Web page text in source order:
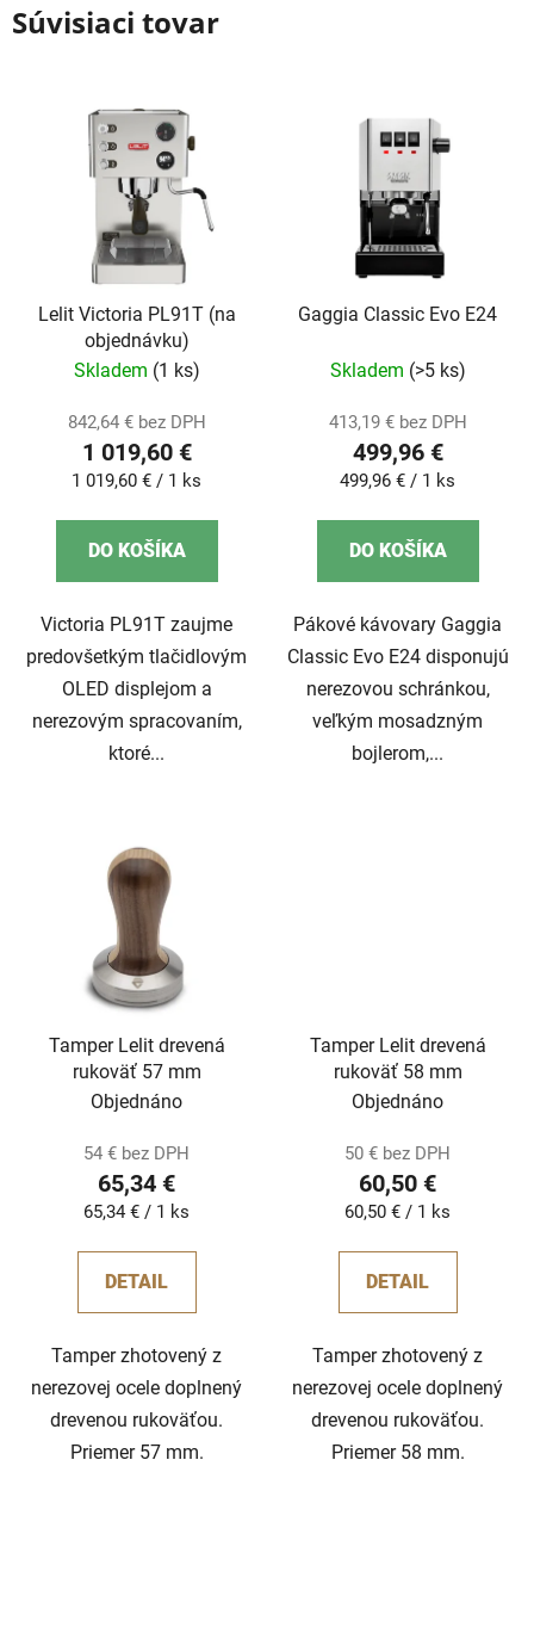
Súvisiaci tovar
Lelit Victoria PL91T (na
objednávku)
Skladem (1 ks)
842,64 € bez DPH
1 019,60 €
Jednotková
1 019,60 € / 1 ks
DO KOŠÍKA
Victoria PL91T zaujme
predovšetkým tlačidlovým
OLED displejom a
nerezovým spracovaním,
ktoré...
Gaggia Classic Evo E24
Skladem (>5 ks)
413,19 € bez DPH
499,96 €
Jednotková
499,96 € / 1 ks
DO KOŠÍKA
Pákové kávovary Gaggia
Classic Evo E24 disponujú
nerezovou schránkou,
veľkým mosadzným
bojlerom,...
Tamper Lelit drevená
rukoväť 57 mm
Objednáno
54 € bez DPH
65,34 €
Jednotková
65,34 € / 1 ks
DETAIL
Tamper zhotovený z
nerezovej ocele doplnený
drevenou rukoväťou.
Priemer 57 mm.
Tamper Lelit drevená
rukoväť 58 mm
Objednáno
50 € bez DPH
60,50 €
Jednotková
60,50 € / 1 ks
DETAIL
Tamper zhotovený z
nerezovej ocele doplnený
drevenou rukoväťou.
Priemer 58 mm.